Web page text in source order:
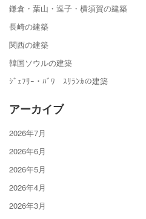
鎌倉・葉山・逗子・横須賀の建築
長崎の建築
関西の建築
韓国ソウルの建築
ｼﾞｪﾌﾘｰ・ﾊﾞﾜ ｽﾘﾗﾝｶの建築
アーカイブ
2026年7月
2026年6月
2026年5月
2026年4月
2026年3月